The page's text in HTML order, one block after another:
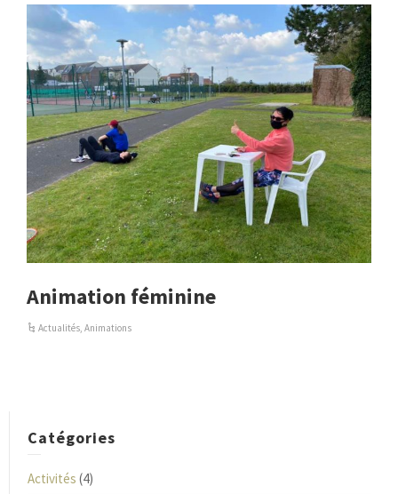
Animation féminine
Actualités,Animations
Catégories
Activités (4)